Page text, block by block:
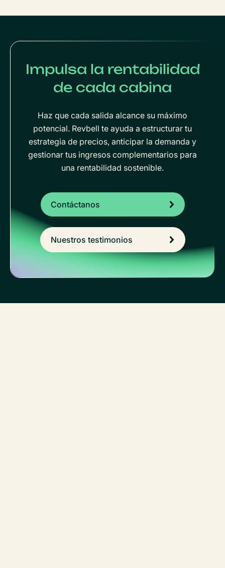
Impulsa la rentabilidad
de cada cabina
Haz que cada salida alcance su máximo
potencial. Revbell te ayuda a estructurar tu
estrategia de precios, anticipar la demanda y
gestionar tus ingresos complementarios para
una rentabilidad sostenible.
Contáctanos
Nuestros testimonios